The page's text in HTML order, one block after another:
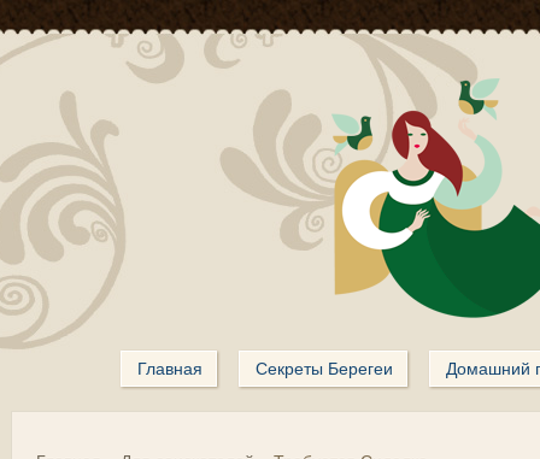
Главная Секреты Берегеи Домашний